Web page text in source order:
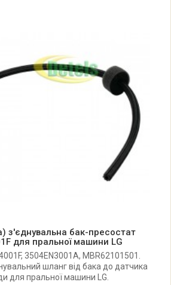
з'єднувальна бак-пресостат
для пральної машини LG
3504EN3001A, MBR62101501.
шланг від бака до датчика
для пральної машини LG.